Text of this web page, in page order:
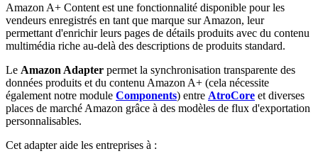
Amazon A+ Content est une fonctionnalité disponible pour les
vendeurs enregistrés en tant que marque sur Amazon, leur
permettant d'enrichir leurs pages de détails produits avec du contenu
multimédia riche au-delà des descriptions de produits standard.
Le Amazon Adapter permet la synchronisation transparente des
données produits et du contenu Amazon A+ (cela nécessite
également notre module Components) entre AtroCore et diverses
places de marché Amazon grâce à des modèles de flux d'exportation
personnalisables.
Cet adapter aide les entreprises à :